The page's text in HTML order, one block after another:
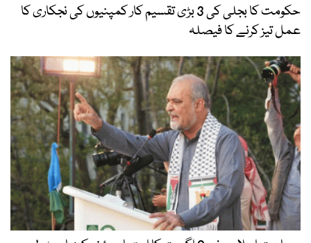
حکومت کا بجلی کی 3 بڑی تقسیم کار کمپنیوں کی نجکاری کا
عمل تیز کرنے کا فیصلہ